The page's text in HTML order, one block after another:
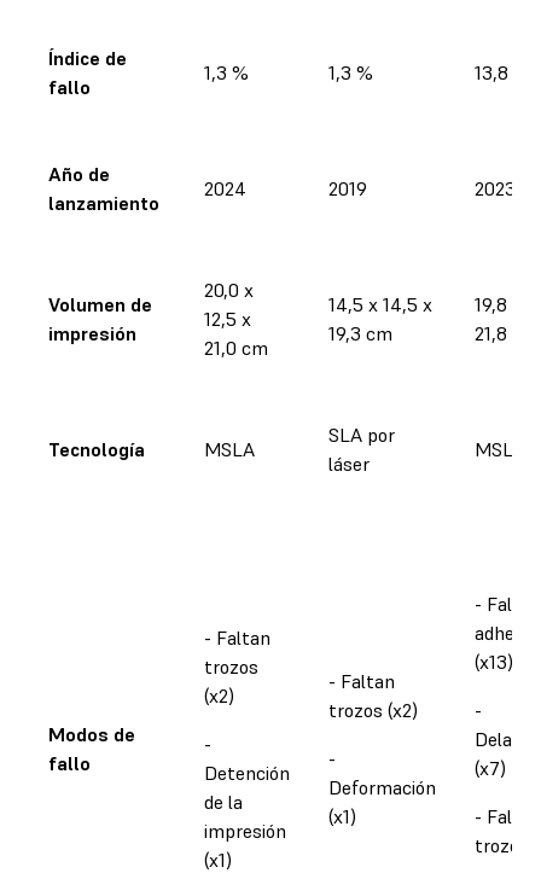
Índice de
fallo
1,3 % 1,3 % 13,8 %
Año de
lanzamiento
2024 2019 2023
Volumen de
impresión
20,0 x
12,5 x
21,0 cm
14,5 x 14,5 x
19,3 cm
19,8 x
21,8 cm
Tecnología MSLA
SLA por
láser
MSLA
Modos de
fallo
- Faltan
trozos
(x2)
-
Detención
de la
impresión
(x1)
- Faltan
trozos (x2)
-
Deformación
(x1)
- Falta
(x13)
-
(x7)
- Faltan
trozos